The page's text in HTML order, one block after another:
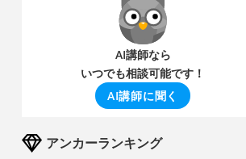
AI講師なら
いつでも相談可能です！
AI講師に聞く
アンカーランキング